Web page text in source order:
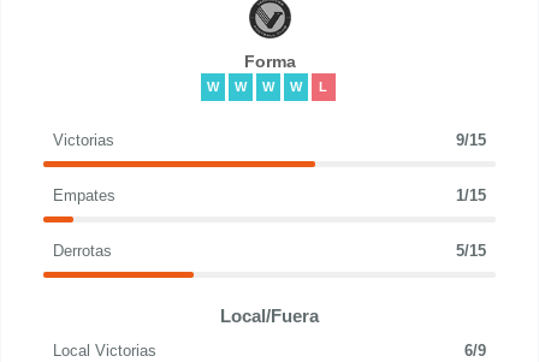
Forma
W W W W L
Victorias 9/15
Empates 1/15
Derrotas 5/15
Local/Fuera
Local Victorias 6/9